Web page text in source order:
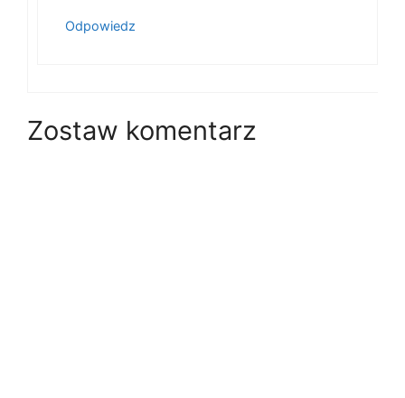
Odpowiedz
Zostaw komentarz